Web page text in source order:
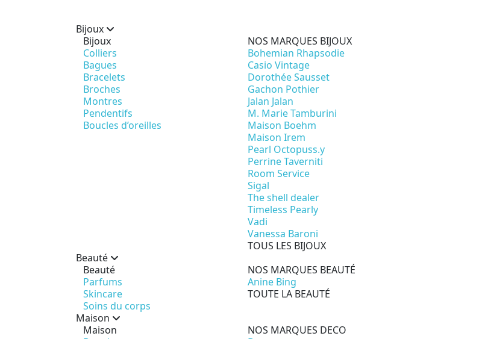
Bijoux
Bijoux
Colliers
Bagues
Bracelets
Broches
Montres
Pendentifs
Boucles d’oreilles
NOS MARQUES BIJOUX
Bohemian Rhapsodie
Casio Vintage
Dorothée Sausset
Gachon Pothier
Jalan Jalan
M. Marie Tamburini
Maison Boehm
Maison Irem
Pearl Octopuss.y
Perrine Taverniti
Room Service
Sigal
The shell dealer
Timeless Pearly
Vadi
Vanessa Baroni
TOUS LES BIJOUX
Beauté
Beauté
Parfums
Skincare
Soins du corps
NOS MARQUES BEAUTÉ
Anine Bing
TOUTE LA BEAUTÉ
Maison
Maison
NOS MARQUES DECO